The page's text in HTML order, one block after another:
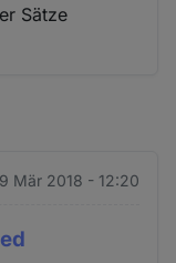
Sätze
Mär 2018 - 12:20